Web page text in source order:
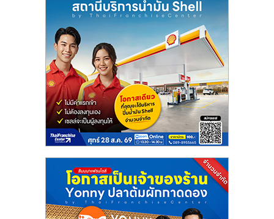
ไชส์
ขาย
แฟ
ไชส์
แฟ